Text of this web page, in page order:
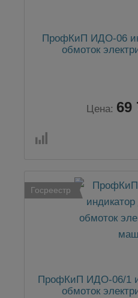
ПрофКиП ИДО-06
обмоток
Цена: 69
Госреестр
ПрофКиП ИДО-06/1
обмоток